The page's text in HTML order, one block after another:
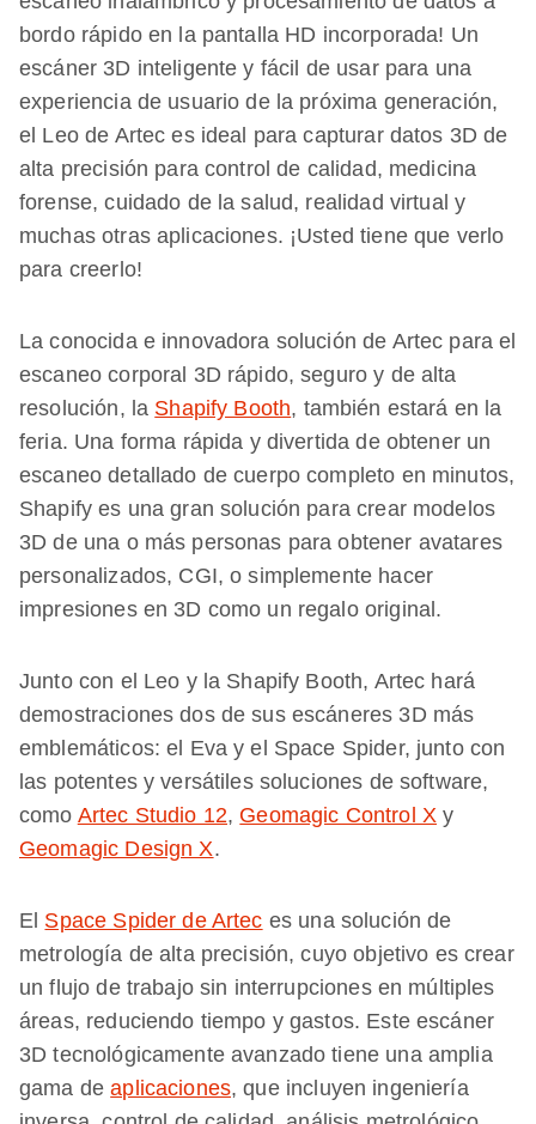
bordo rápido en la pantalla HD incorporada! Un
escáner 3D inteligente y fácil de usar para una
experiencia de usuario de la próxima generación,
el Leo de Artec es ideal para capturar datos 3D de
alta precisión para control de calidad, medicina
forense, cuidado de la salud, realidad virtual y
muchas otras aplicaciones. ¡Usted tiene que verlo
para creerlo!
La conocida e innovadora solución de Artec para el
escaneo corporal 3D rápido, seguro y de alta
resolución, la Shapify Booth, también estará en la
feria. Una forma rápida y divertida de obtener un
escaneo detallado de cuerpo completo en minutos,
Shapify es una gran solución para crear modelos
3D de una o más personas para obtener avatares
personalizados, CGI, o simplemente hacer
impresiones en 3D como un regalo original.
Junto con el Leo y la Shapify Booth, Artec hará
demostraciones dos de sus escáneres 3D más
emblemáticos: el Eva y el Space Spider, junto con
las potentes y versátiles soluciones de software,
como Artec Studio 12, Geomagic Control X y
Geomagic Design X.
El Space Spider de Artec es una solución de
metrología de alta precisión, cuyo objetivo es crear
un flujo de trabajo sin interrupciones en múltiples
áreas, reduciendo tiempo y gastos. Este escáner
3D tecnológicamente avanzado tiene una amplia
gama deaplicaciones, que incluyen ingeniería